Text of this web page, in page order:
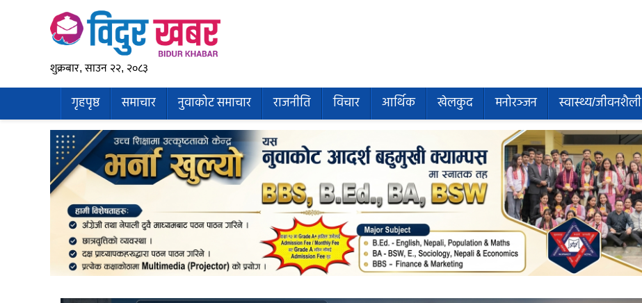
शुक्रबार, साउन २२, २०८३
गृहपृष्ठ समाचार नुवाकोट समाचार राजनीति विचार आर्थिक खेलकुद मनोरञ्जन स्वास्थ्य/जीवनशैली